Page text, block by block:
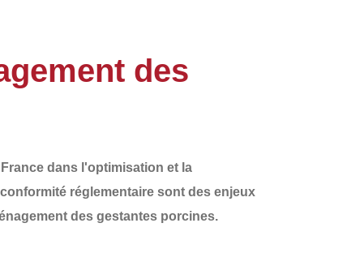
des
dans l'optimisation et la
réglementaire sont des enjeux
des gestantes porcines.